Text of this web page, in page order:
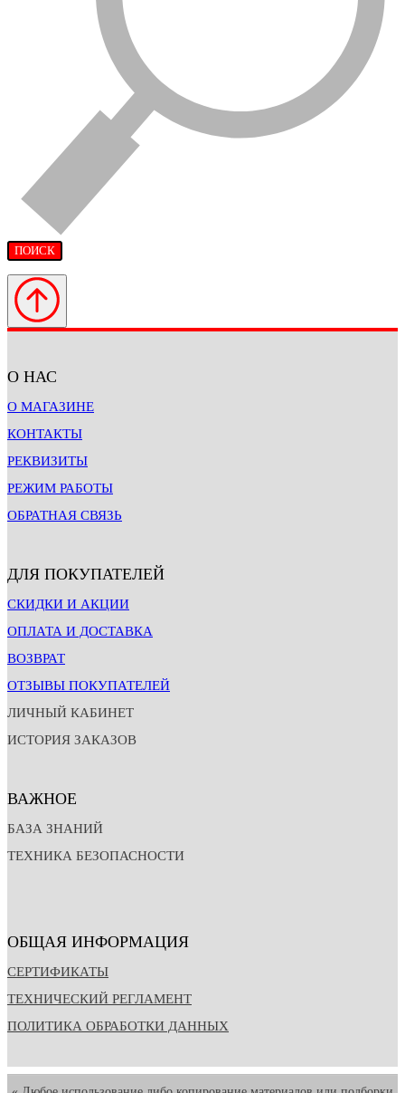
ПОИСК
О НАС
О МАГАЗИНЕ
КОНТАКТЫ
РЕКВИЗИТЫ
РЕЖИМ РАБОТЫ
ОБРАТНАЯ СВЯЗЬ
ДЛЯ ПОКУПАТЕЛЕЙ
СКИДКИ И АКЦИИ
ОПЛАТА И ДОСТАВКА
ВОЗВРАТ
ОТЗЫВЫ ПОКУПАТЕЛЕЙ
ЛИЧНЫЙ КАБИНЕТ
ИСТОРИЯ ЗАКАЗОВ
ВАЖНОЕ
БАЗА ЗНАНИЙ
ТЕХНИКА БЕЗОПАСНОСТИ
ОБЩАЯ ИНФОРМАЦИЯ
СЕРТИФИКАТЫ
ТЕХНИЧЕСКИЙ РЕГЛАМЕНТ
ПОЛИТИКА ОБРАБОТКИ ДАННЫХ